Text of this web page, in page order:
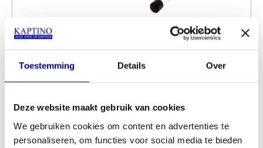
Toestemming Details Over
Deze website maakt gebruik van cookies
We gebruiken cookies om content en advertenties te
personaliseren, om functies voor social media te bieden
Deskbike Wit - Wit
EX BTW: €263,64